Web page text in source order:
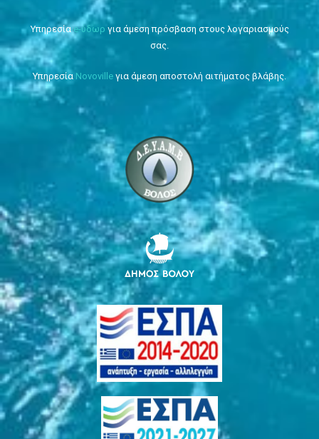
Υπηρεσίαe-ύδωρ για άμεση πρόσβαση στους λογαριασμούς
σας.
Υπηρεσία Novoville για άμεση αποστολή αιτήματος βλάβης.